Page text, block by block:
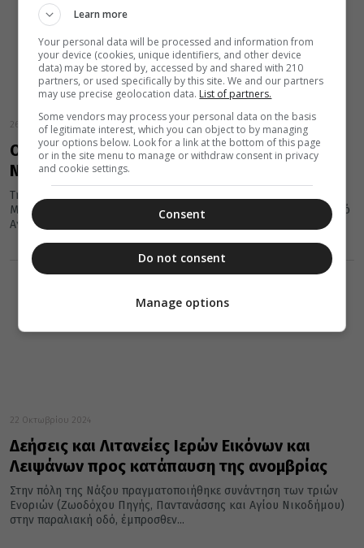
26 Νοεμβρίου 2024
Ο Παροναξίας στον Άγιο Νικόδημο πόλεως
Νάξου
Την Κυριακή 24 Νοεμβρίου 2024 το πρωί, ο Σεβασμιώτατος
Μητροπολίτης μας κ. Καλλίνικος μετέβη στον Ιερό Ενοριακό Ναό
Αγίου...
22 Οκτωβρίου 2024
Δεήσεις και Λιτανείες Ιερών Εικόνων και
Λειψάνων προς κατάπαυση της ανομβρίας
Στην πόλη της Νάξου πραγματοποιήθηκε συνάντηση των τριών
Ενοριών (Ζωοδόχου Πηγής, Παντανάσσης και Αγίου Νικοδήμου)
στην παραλιακή οδό, έμπροσθεν...
Learn more
Your personal data will be processed and information from
your device (cookies, unique identifiers, and other device
data) may be stored by, accessed by and shared with 210
partners, or used specifically by this site. We and our partners
may use precise geolocation data. List of partners.
Some vendors may process your personal data on the basis
of legitimate interest, which you can object to by managing
your options below. Look for a link at the bottom of this page
or in the site menu to manage or withdraw consent in privacy
and cookie settings.
Consent
Do not consent
Manage options